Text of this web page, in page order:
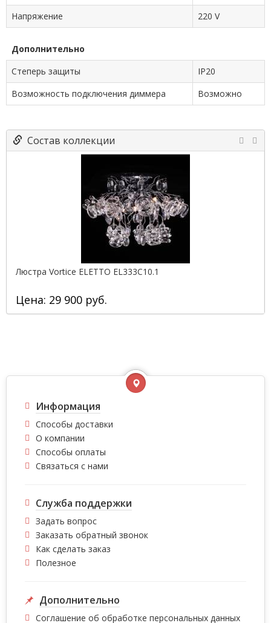
Напряжение
220 V
Дополнительно
Степерь защиты
IP20
Возможность подключения диммера
Возможно
Состав коллекции
Люстра Vortice ELETTO EL333C10.1
Цена: 29 900 руб.
Информация
Способы доставки
О компании
Способы оплаты
Связаться с нами
Служба поддержки
Задать вопрос
Заказать обратный звонок
Как сделать заказ
Полезное
Дополнительно
Соглашение об обработке персональных данных